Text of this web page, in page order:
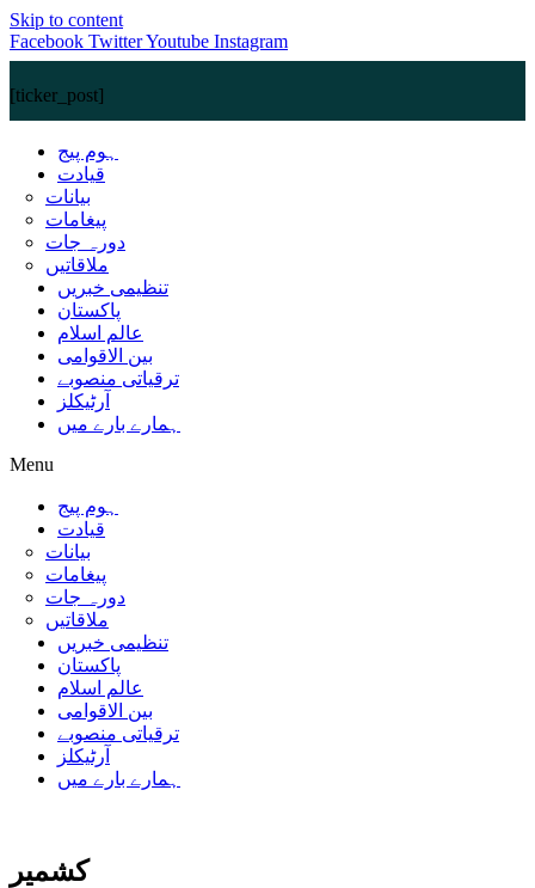
Skip to content
Facebook TwitterYoutube Instagram
[ticker_post]
ہوم پیج
قیادت
بیانات
پیغامات
دورہ جات
ملاقاتیں
تنظیمی خبریں
پاکستان
عالم اسلام
بین الاقوامی
ترقیاتی منصوبے
آرٹیکلز
ہمارے بارے میں
Menu
ہوم پیج
قیادت
بیانات
پیغامات
دورہ جات
ملاقاتیں
تنظیمی خبریں
پاکستان
عالم اسلام
بین الاقوامی
ترقیاتی منصوبے
آرٹیکلز
ہمارے بارے میں
کشمیر